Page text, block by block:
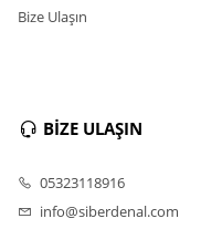
Bize Ulaşın
BİZE ULAŞIN
05323118916
info@siberdenal.com